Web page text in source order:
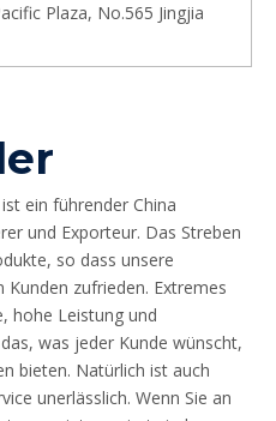
Plaza, No.565 Jingjia
ist ein führender China
und Exporteur. Das Streben
so dass unsere
zufrieden. Extremes
hohe Leistung und
was jeder Kunde wünscht,
bieten. Natürlich ist auch
unerlässlich. Wenn Sie an